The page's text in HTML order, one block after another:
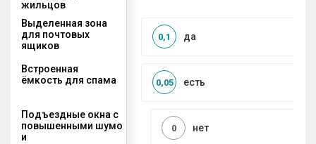
жильцов
Выделенная зона
для почтовых
ящиков
да
0,1
Встроенная
ёмкость для спама
есть
0,05
Подъездные окна с
повышенными шумо
и
нет
0